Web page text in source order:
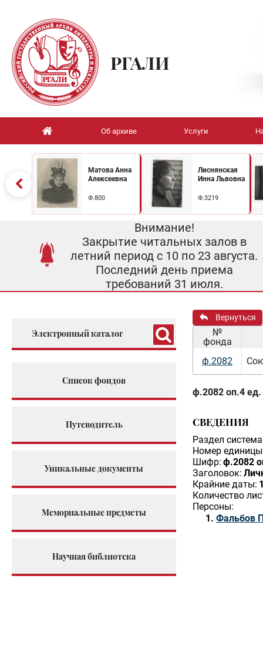
РГАЛИ
Об архиве Услуги
Матова Анна
Алексеевна
Ф.800
Лиснянская
Инна Львовна
Ф.3219
Внимание!
Закрытие читальных залов в
летний период с 10 по 23 августа.
Последний день приема
требований 31 июля.
Электронный каталог
Список фондов
Путеводитель
Уникальные документы
Мемориальные предметы
Научная библиотека
Вернуться
№
фонда
ф.2082
ф.2082 оп.4 ед.
СВЕДЕНИЯ
Раздел
Номер единицы
Шифр: ф.2082
Заголовок:
Крайние даты:
Количество
Персоны:
Фальбов